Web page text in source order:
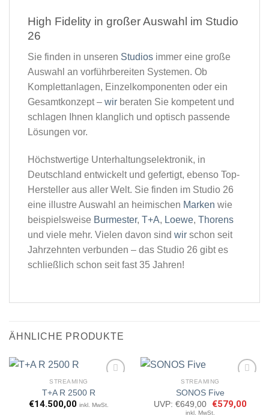
High Fidelity in großer Auswahl im Studio
26​
Sie finden in unseren Studios immer eine große
Auswahl an vorführbereiten Systemen. Ob
Komplettanlagen, Einzelkomponenten oder ein
Gesamtkonzept – wir beraten Sie kompetent und
schlagen Ihnen klanglich und optisch passende
Lösungen vor.
Höchstwertige Unterhaltungselektronik, in
Deutschland entwickelt und gefertigt, ebenso Top-
Hersteller aus aller Welt. Sie finden im Studio 26
eine illustre Auswahl an heimischen Marken wie
beispielsweise Burmester, T+A, Loewe, Thorens
und viele mehr. Vielen davon sind wir schon seit
Jahrzehnten verbunden – das Studio 26 gibt es
schließlich schon seit fast 35 Jahren!
ÄHNLICHE PRODUKTE
STREAMING
T+A R 2500 R
€14.500,00 inkl. MwSt.
STREAMING
SONOS Five
UVP: €649,00
Ursprünglicher
Preis
€579,00
inkl. MwSt.